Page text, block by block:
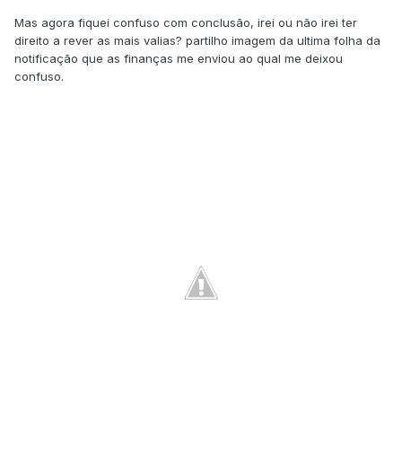
Mas agora fiquei confuso com conclusão, irei ou não irei ter
direito a rever as mais valias? partilho imagem da ultima folha da
notificação que as finanças me enviou ao qual me deixou
confuso.